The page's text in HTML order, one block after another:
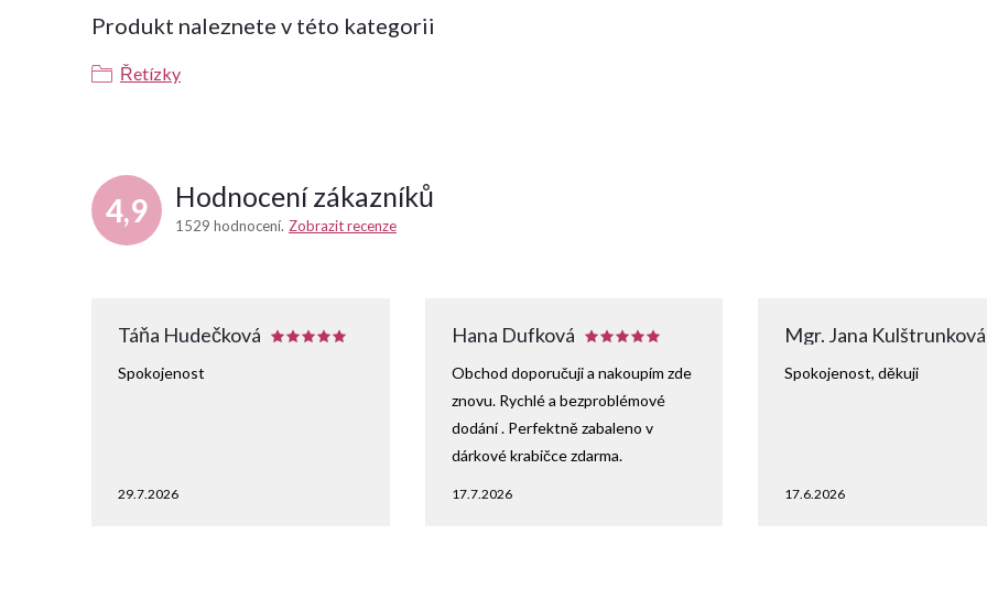
Produkt naleznete v této kategorii
Řetízky
4,9 Hodnocení zákazníků
1529 hodnocení Zobrazit recenze
Táňa Hudečková
29.7.2026
Spokojenost
Hana Dufková
17.7.2026
Obchod doporučuji a nakoupím zde
znovu. Rychlé a bezproblémové
dodání . Perfektně zabaleno v
dárkové krabičce zdarma.
Mgr. Jana Kulštrunková
17.6.2026
Spokojenost, děkuji